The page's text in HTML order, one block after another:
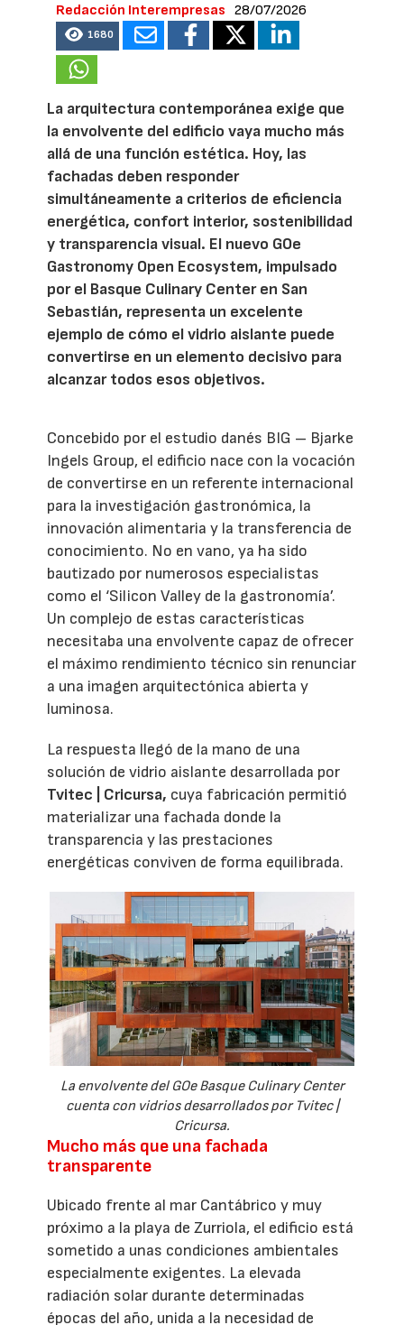
Redacción Interempresas 28/07/2026
1680
La arquitectura contemporánea exige que
la envolvente del edificio vaya mucho más
allá de una función estética. Hoy, las
fachadas deben responder
simultáneamente a criterios de eficiencia
energética, confort interior, sostenibilidad
y transparencia visual. El nuevo GOe
Gastronomy Open Ecosystem, impulsado
por el Basque Culinary Center en San
Sebastián, representa un excelente
ejemplo de cómo el vidrio aislante puede
convertirse en un elemento decisivo para
alcanzar todos esos objetivos.
Concebido por el estudio danés BIG – Bjarke
Ingels Group, el edificio nace con la vocación
de convertirse en un referente internacional
para la investigación gastronómica, la
innovación alimentaria y la transferencia de
conocimiento. No en vano, ya ha sido
bautizado por numerosos especialistas
como el ‘Silicon Valley de la gastronomía’.
Un complejo de estas características
necesitaba una envolvente capaz de ofrecer
el máximo rendimiento técnico sin renunciar
a una imagen arquitectónica abierta y
luminosa.
La respuesta llegó de la mano de una
solución de vidrio aislante desarrollada por
Tvitec | Cricursa, cuya fabricación permitió
materializar una fachada donde la
transparencia y las prestaciones
energéticas conviven de forma equilibrada.
La envolvente del GOe Basque Culinary Center
cuenta con vidrios desarrollados por Tvitec |
Cricursa.
Mucho más que una fachada
transparente
Ubicado frente al mar Cantábrico y muy
próximo a la playa de Zurriola, el edificio está
sometido a unas condiciones ambientales
especialmente exigentes. La elevada
radiación solar durante determinadas
épocas del año, unida a la necesidad de